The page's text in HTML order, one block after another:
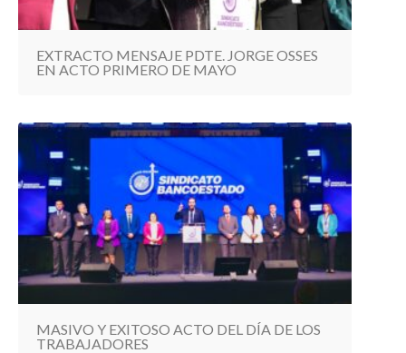
EXTRACTO MENSAJE PDTE. JORGE OSSES
EN ACTO PRIMERO DE MAYO
MASIVO Y EXITOSO ACTO DEL DÍA DE LOS
TRABAJADORES